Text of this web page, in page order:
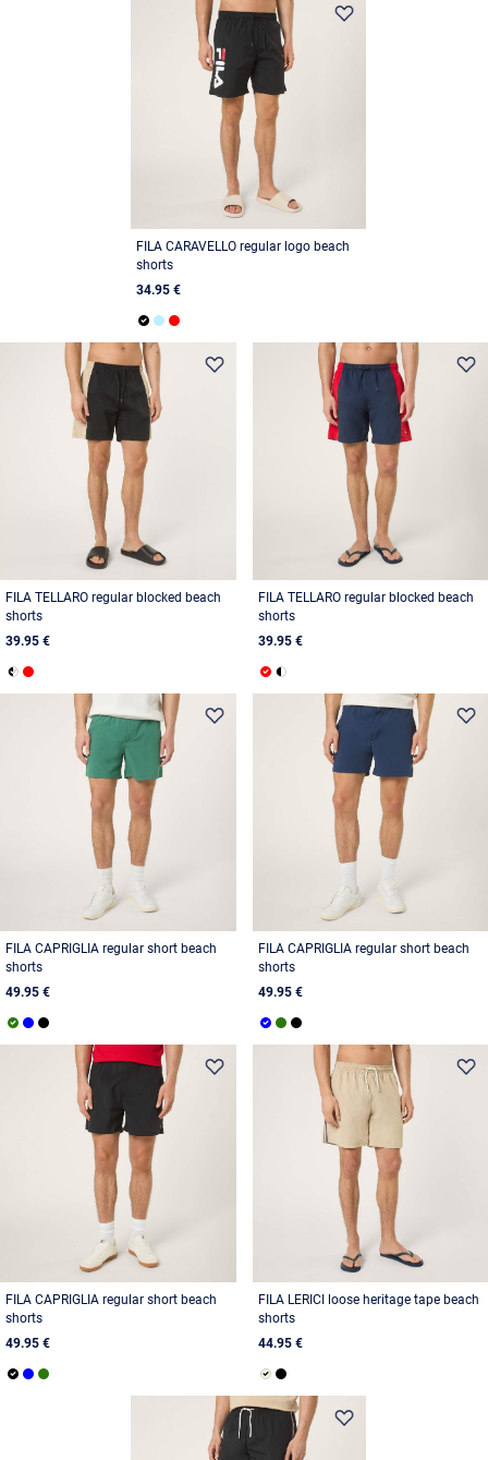
FILA CARAVELLO regular logo beach
shorts
34.95 €
FILA TELLARO regular blocked beach
shorts
39.95 €
FILA TELLARO regular blocked beach
shorts
39.95 €
FILA CAPRIGLIA regular short beach
shorts
49.95 €
FILA CAPRIGLIA regular short beach
shorts
49.95 €
FILA CAPRIGLIA regular short beach
shorts
49.95 €
FILA LERICI loose heritage tape beach
shorts
44.95 €